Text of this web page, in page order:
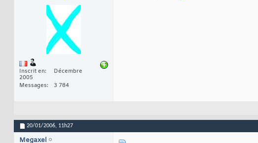
Inscrit en
Décembre
2005
Messages
3 784
20/01/2006, 11h27
Megaxel